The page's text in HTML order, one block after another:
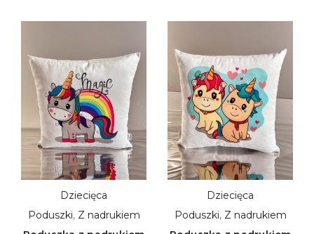
Dziecięca
Poduszki, Z nadrukiem
Dziecięca
Poduszki, Z nadrukiem